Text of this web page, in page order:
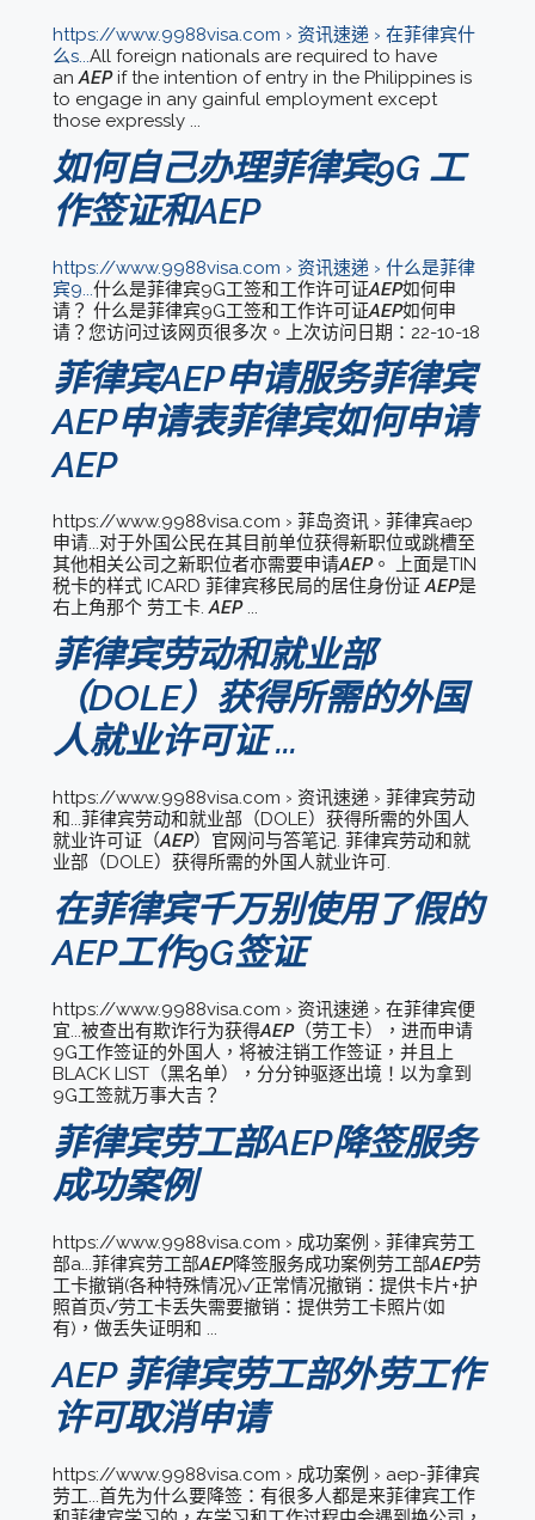
https://www.9988visa.com › 资讯速递 › 在菲律宾什
么s...All foreign nationals are required to have
anAEPif the intention of entry in the Philippines is
to engage in any gainful employment except
those expressly ...
如何自己办理菲律宾9G 工
作签证和AEP
https://www.9988visa.com › 资讯速递 › 什么是菲律
宾9... 什么是菲律宾9G工签和工作许可证AEP如何申
请？ 什么是菲律宾9G工签和工作许可证AEP如何申
请？您访问过该网页很多次。上次访问日期：22-10-18
菲律宾AEP申请服务菲律宾
AEP申请表菲律宾如何申请
AEP
https://www.9988visa.com › 菲岛资讯 › 菲律宾aep
申请...对于外国公民在其目前单位获得新职位或跳槽至
其他相关公司之新职位者亦需要申请AEP。 上面是TIN
税卡的样式 ICARD 菲律宾移民局的居住身份证AEP是
右上角那个 劳工卡.AEP...
菲律宾劳动和就业部
（DOLE）获得所需的外国
人就业许可证 ...
https://www.9988visa.com › 资讯速递 › 菲律宾劳动
和...菲律宾劳动和就业部（DOLE）获得所需的外国人
就业许可证（AEP）官网问与答笔记. 菲律宾劳动和就
业部（DOLE）获得所需的外国人就业许可.
在菲律宾千万别使用了假的
AEP工作9G签证
https://www.9988visa.com › 资讯速递 › 在菲律宾便
宜...被查出有欺诈行为获得AEP（劳工卡），进而申请
9G工作签证的外国人，将被注销工作签证，并且上
BLACK LIST（黑名单），分分钟驱逐出境！以为拿到
9G工签就万事大吉？
菲律宾劳工部AEP降签服务
成功案例
https://www.9988visa.com › 成功案例 › 菲律宾劳工
部a...菲律宾劳工部AEP降签服务成功案例劳工部AEP劳
工卡撤销(各种特殊情况)✓正常情况撤销：提供卡片+护
照首页✓劳工卡丢失需要撤销：提供劳工卡照片(如
有)，做丢失证明和 ...
AEP 菲律宾劳工部外劳工作
许可取消申请
https://www.9988visa.com › 成功案例 › aep-菲律宾
劳工...首先为什么要降签：有很多人都是来菲律宾工作